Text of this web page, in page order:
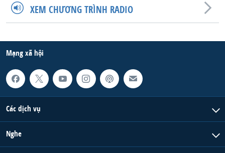
XEM CHƯƠNG TRÌNH RADIO
Mạng xã hội
Các dịch vụ
Nghe